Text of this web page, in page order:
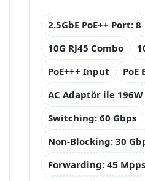
2.5GbE PoE++ Port: 8
10G RJ45 Combo
PoE+++ Input
PoE
AC Adaptör ile 196W
Switching: 60 Gbps
Non-Blocking: 30
Forwarding: 45 Mpps